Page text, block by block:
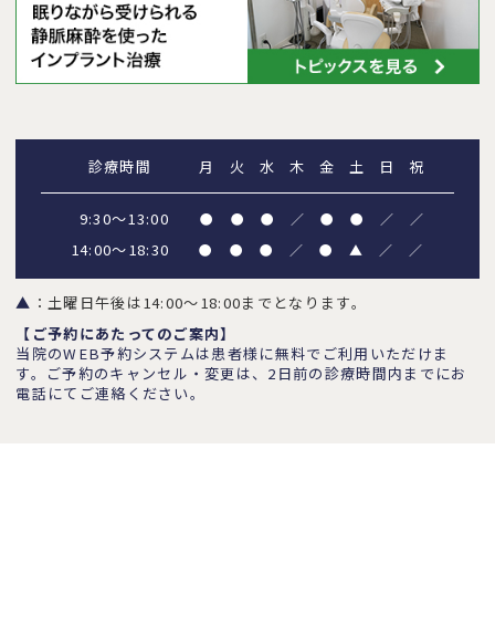
診療時間 月 火 水 木 金 土 日 祝
9:30～13:00 ● ● ● ／ ● ● ／ ／
14:00～18:30 ● ● ● ／ ● ▲ ／ ／
▲ ：土曜日午後は14:00～18:00までとなります。
【ご予約にあたってのご案内】
当院のWEB予約システムは患者様に無料でご利用いただけま
す。ご予約のキャンセル・変更は、2日前の診療時間内までにお
電話にてご連絡ください。